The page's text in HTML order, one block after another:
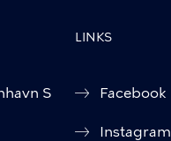
S
LINKS
Facebook
Instagram